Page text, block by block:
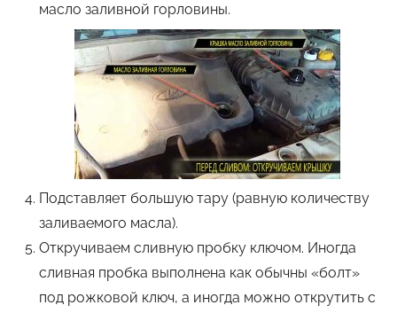
масло заливной горловины.
Подставляет большую тару (равную количеству
заливаемого масла).
Откручиваем сливную пробку ключом. Иногда
сливная пробка выполнена как обычны «болт»
под рожковой ключ, а иногда можно открутить с